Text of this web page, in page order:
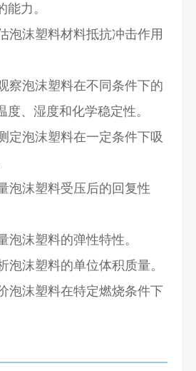
能力。
泡沫塑料材料抵抗冲击作用
察泡沫塑料在不同条件下的
度、湿度和化学稳定性。
定泡沫塑料在一定条件下吸
泡沫塑料受压后的回复性
泡沫塑料的弹性特性。
泡沫塑料的单位体积质量。
泡沫塑料在特定燃烧条件下